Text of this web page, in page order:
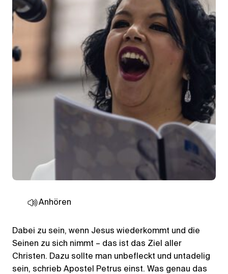
Anhören
Dabei zu sein, wenn Jesus wiederkommt und die
Seinen zu sich nimmt – das ist das Ziel aller
Christen. Dazu sollte man unbefleckt und untadelig
sein, schrieb Apostel Petrus einst. Was genau das